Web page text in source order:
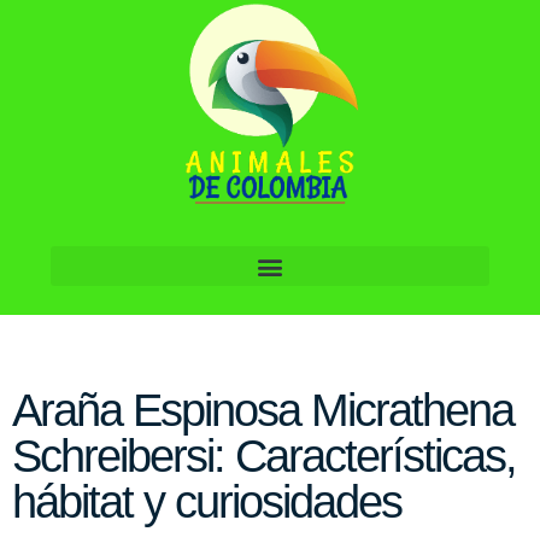
Araña Espinosa Micrathena
Schreibersi: Características,
hábitat y curiosidades